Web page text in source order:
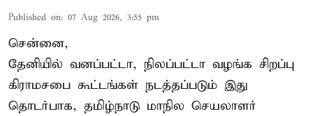
Published on: 07 Aug 2026, 3:55 pm
சென்னை,
தேனியில் வனப்பட்டா, நிலப்பட்டா வழங்க சிறப்பு
கிராமசபை கூட்டங்கள் நடத்தப்படும் இது
தொடர்பாக, தமிழ்நாடு மாநில செயலாளர்